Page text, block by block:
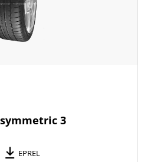
3
EPREL